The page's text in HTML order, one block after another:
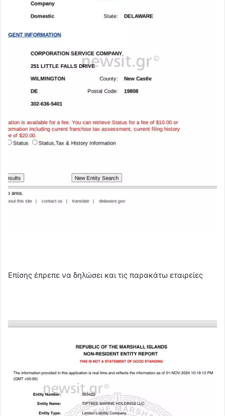
Επίσης έπρεπε να δηλώσει και τις παρακάτω εταιρείες